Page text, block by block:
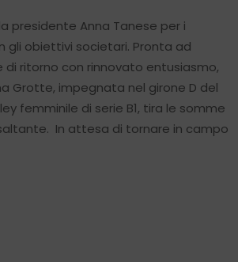
presidente Anna Tanese per i
gli obiettivi societari. Pronta ad
di ritorno con rinnovato entusiasmo,
Grotte, impegnata nel girone D del
femminile di serie B1, tira le somme
In attesa di tornare in campo